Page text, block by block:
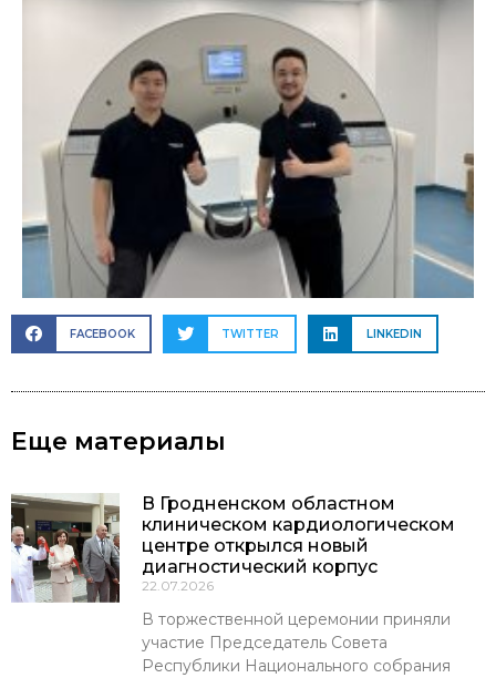
FACEBOOK TWITTER LINKEDIN
Еще материалы
В Гродненском областном
клиническом кардиологическом
центре открылся новый
диагностический корпус
22.07.2026
В торжественной церемонии приняли
участие Председатель Совета
Республики Национального собрания